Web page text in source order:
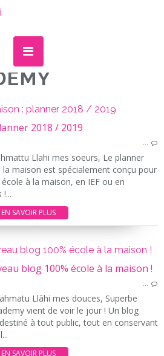
: planner 2018 / 2019
…
Llahi mes soeurs, Le planner
maison est spécialement conçu pour
à la maison, en IEF ou en
EN SAVOIR PLUS
blog 100% école à la maison !
…
Llãhi mes douces, Superbe
vient de voir le jour ! Un blog
à tout public, tout en conservant
EN SAVOIR PLUS